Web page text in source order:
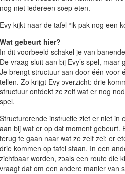
nog niet iedereen soep eten.
Evy kijkt naar de tafel “ik pak nog een
Wat gebeurt hier?
In dit voorbeeld schakel je van
De vraag sluit aan bij Evy’s spel, maar
Je brengt structuur aan door één voor
tellen. Zo krijgt Evy overzicht: drie
structuur ontdekt ze zelf wat er nog
spel.
Structurerende instructie ziet er niet in
aan bij wat er op dat moment gebeurt.
terug te gaan naar wat ze zelf zei: er
drie kommen op tafel staan. In een
zichtbaar worden, zoals een route die
vraagt dat om een andere manier van